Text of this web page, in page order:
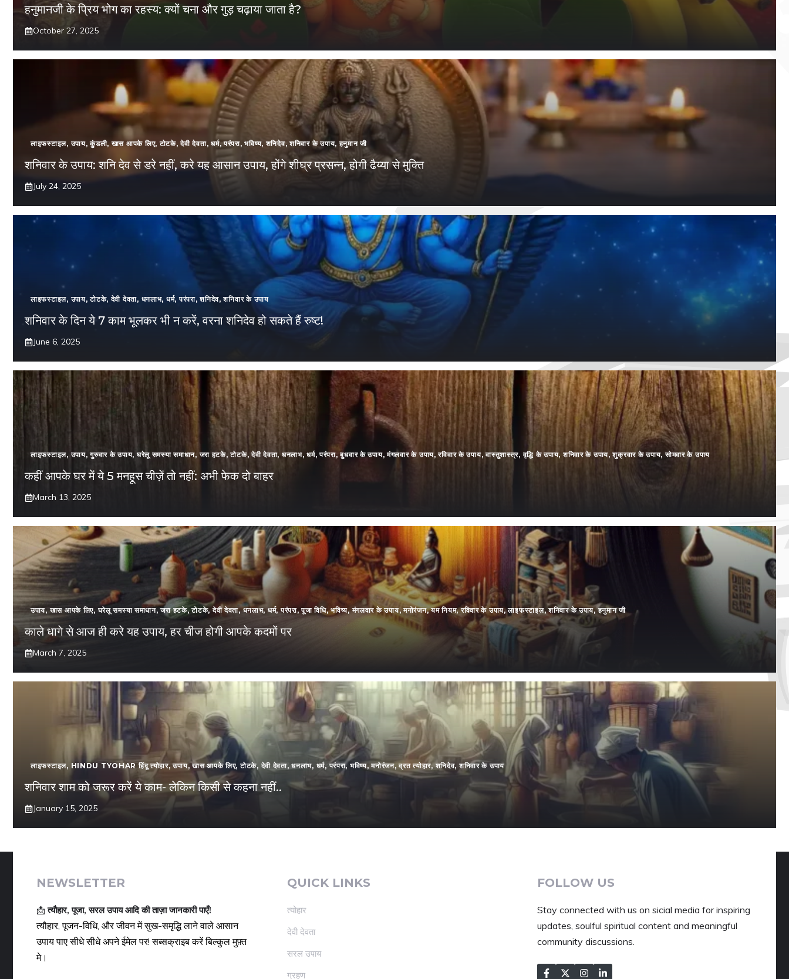
हनुमानजी के प्रिय भोग का रहस्य: क्यों चना और गुड़ चढ़ाया जाता है?
October 27, 2025
लाइफस्टाइल,उपाय,कुंडली,खास आपके लिए,टोटके,देवी देवता,धर्म,परंपरा,भविष्य,शनिदेव,शनिवार के उपाय,हनुमान जी
शनिवार के उपाय: शनि देव से डरे नहीं, करे यह आसान उपाय, होंगे शीघ्र प्रसन्न, होगी ढैय्या से मुक्ति
July 24, 2025
लाइफस्टाइल,उपाय,टोटके,देवी देवता, धनलाभ, धर्म,परंपरा,शनिदेव,शनिवार के उपाय
शनिवार के दिन ये 7 काम भूलकर भी न करें, वरना शनिदेव हो सकते हैं रुष्ट!
June 6, 2025
लाइफस्टाइल, उपाय,गुरुवार के उपाय,घरेलू समस्या समाधान,जरा हटके,टोटके,देवी देवता,धनलाभ,धर्म,परंपरा,बुधवार के उपाय,मंगलवार के उपाय,रविवार के उपाय,वास्तुशास्त्र,वृद्धि के उपाय, शनिवार के उपाय,शुक्रवार के उपाय,सोमवार के उपाय
कहीं आपके घर में ये 5 मनहूस चीज़ें तो नहीं: अभी फेक दो बाहर
March 13, 2025
उपाय,खास आपके लिए,घरेलू समस्या समाधान,जरा हटके,टोटके,देवी देवता,धनलाभ,धर्म,परंपरा,पूजा विधि,भविष्य,मंगलवार के उपाय,मनोरंजन,यम नियम,रविवार के उपाय,लाइफस्टाइल,शनिवार के उपाय,हनुमान जी
काले धागे से आज ही करे यह उपाय, हर चीज होगी आपके कदमों पर
March 7, 2025
लाइफस्टाइल, HINDU TYOHAR हिंदू त्योहार,उपाय,खास आपके लिए,टोटके, देवी देवता,धनलाभ, धर्म,परंपरा, भविष्य,मनोरंजन,व्रत त्योहार,शनिदेव,शनिवार के उपाय
शनिवार शाम को जरूर करें ये काम- लेकिन किसी से कहना नहीं..
January 15, 2025
NEWSLETTER
📩त्यौहार, पूजा, सरल उपाय आदि की ताज़ा जानकारी पाएँ!
त्यौहार, पूजन-विधि, और जीवन में सुख-समृद्धि लाने वाले आसान
उपाय पाए सीधे सीधे अपने ईमेल पर! सब्सक्राइब करें बिल्कुल मुफ़्त
मे।
QUICK LINKS
त्योहार
देवी देवता
सरल उपाय
ग्रहण
FOLLOW US
Stay connected with us on sicial media for inspiring
updates, soulful spiritual content and meaningful
community discussions.